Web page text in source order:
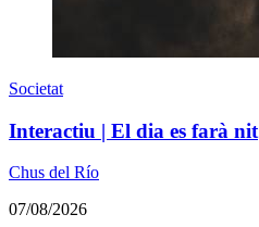
Societat
Interactiu | El dia es farà nit
Chus del Río
07/08/2026